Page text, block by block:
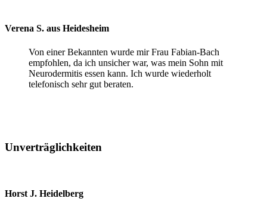
Verena S. aus Heidesheim
Von einer Bekannten wurde mir Frau Fabian-Bach
empfohlen, da ich unsicher war, was mein Sohn mit
Neurodermitis essen kann. Ich wurde wiederholt
telefonisch sehr gut beraten.
Unverträglichkeiten
Horst J. Heidelberg